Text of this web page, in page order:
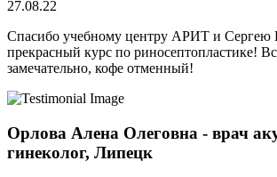
27.08.22
Спасибо учебному центру АРИТ и Сергею
прекрасный курс по риносептопластике!
замечательно, кофе отменный!
Орлова Алена Олеговна - врач
гинеколог, Липецк